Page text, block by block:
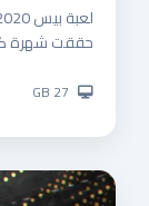
حققت شهرة